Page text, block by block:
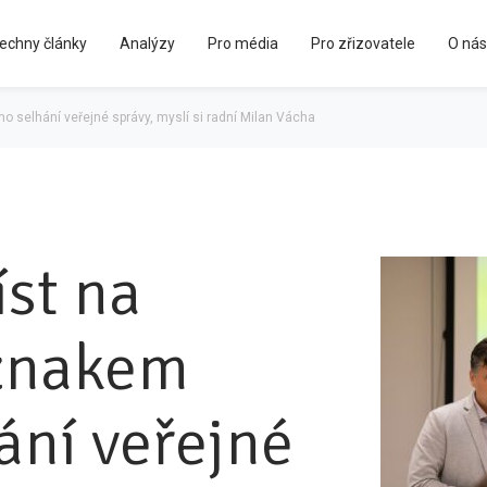
články Analýzy Pro média Pro zřizovatele
Kápézetka - průvodce pro zřizovatele
O nás
selhání veřejné správy, myslí si radní Milan Vácha
na
veřejné